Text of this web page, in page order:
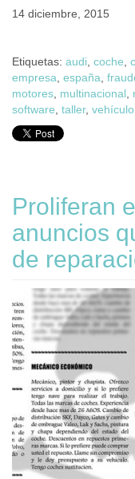
14 diciembre, 2015
Etiquetas: audi coche
empresa españa
motores multinacional
software taller, vehículo
Proliferan
anuncios
de